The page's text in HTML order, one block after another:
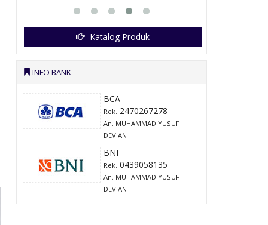
Katalog Produk
INFO BANK
BCA
Rek. 2470267278
An. MUHAMMAD YUSUF
DEVIAN
BNI
Rek. 0439058135
An. MUHAMMAD YUSUF
DEVIAN